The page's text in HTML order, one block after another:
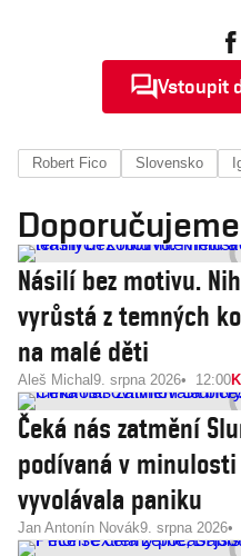
Vstoupit
Robert Fico Slovensko
Doporučujeme
Násilí bez motivu.
vyrůstá z temných
na malé děti
Aleš Michal 9. srpna 2026 12:00
Čeká nás zatmění
podívaná v
vyvolávala paniku
Jan Antonín Novák9. srpna 2026